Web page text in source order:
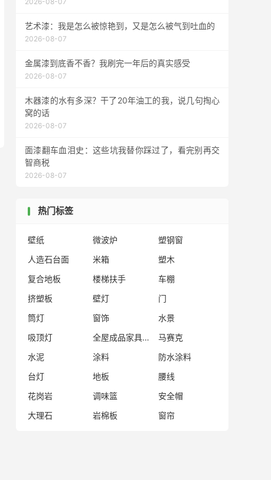
艺术漆：我是怎么被惊艳到，又是怎么被气到吐血的
2026-08-07
金属漆到底香不香？我刷完一年后的真实感受
2026-08-07
木器漆的水有多深？干了20年油工的我，说几句掏心
窝的话
2026-08-07
面漆翻车血泪史：这些坑我替你踩过了，看完别再交
智商税
2026-08-07
热门标签
壁纸 微波炉
塑钢窗
人造石台面
米箱
塑木
复合地板
楼梯扶手
车棚
挤塑板
壁灯
门
筒灯
窗饰
水景
吸顶灯
全屋成品家具品牌
马赛克
水泥
涂料
防水涂料
台灯
地板
腰线
花岗岩
调味篮
安全帽
大理石
岩棉板 窗帘